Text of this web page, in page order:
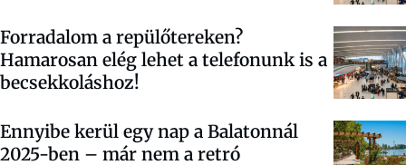
Forradalom a repülőtereken?
Hamarosan elég lehet a telefonunk is a
becsekkoláshoz!
Ennyibe kerül egy nap a Balatonnál
2025-ben – már nem a retró